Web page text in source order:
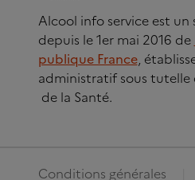
Alcool info service est un
depuis le 1er mai 2016 de
publique France,
administratif sous tutelle
de la Santé.
Conditions générales